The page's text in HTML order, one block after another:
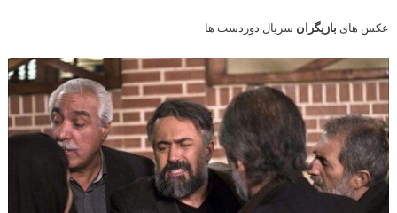
عکس های بازیگران سریال دوردست ها